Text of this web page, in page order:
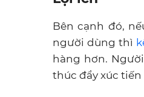
Bên cạnh đó,
người dùng thì
hàng hơn.
thúc đẩy xúc